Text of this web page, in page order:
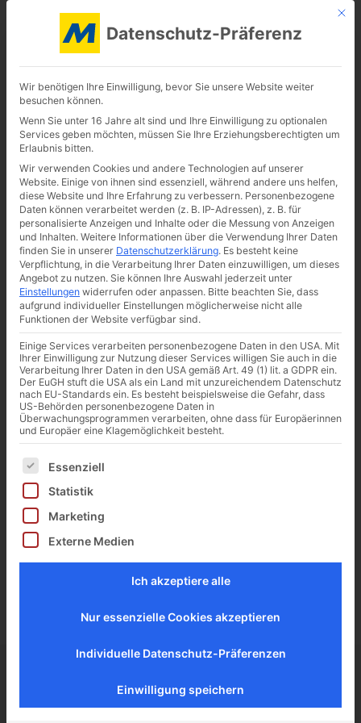
Wir sindMönig.
Ihr Logistikspezialist aus
dem Sauerland.
Heute beschäftigen wir an unseren verschiedenen
Standorten 170 Fachkräfte, die täglich für
außergewöhnliche Logistikdienstleistungen sorgen.
Ihr Engagement und ihr persönliches Spezialwissen
sind zwei wesentliche Faktoren für unseren
kontinuierlichen Erfolg.
Angebot
Höchste Zuverlässigkeit
Qualität seit 1957
>170 Mitarbeiter
Unsere Stärken –Ihr
Mit
Datenschutz-Präferenz
Wir benötigen Ihre Einwilligung, bevor Sie unsere Website weiter
besuchen können.
Wenn Sie unter 16 Jahre alt sind und Ihre Einwilligung zu optionalen
Services geben möchten, müssen Sie Ihre Erziehungsberechtigten um
Erlaubnis bitten.
Wir verwenden Cookies und andere Technologien auf unserer
Website. Einige von ihnen sind essenziell, während andere uns helfen,
diese Website und Ihre Erfahrung zu verbessern. Personenbezogene
Daten können verarbeitet werden (z. B. IP-Adressen), z. B. für
personalisierte Anzeigen und Inhalte oder die Messung von Anzeigen
und Inhalten. Weitere Informationen über die Verwendung Ihrer Daten
finden Sie in unserer Datenschutzerklärung. Es besteht keine
Verpflichtung, in die Verarbeitung Ihrer Daten einzuwilligen, um dieses
Angebot zu nutzen. Sie können Ihre Auswahl jederzeit unter
Einstellungen widerrufen oder anpassen. Bitte beachten Sie, dass
aufgrund individueller Einstellungen möglicherweise nicht alle
Funktionen der Website verfügbar sind.
Einige Services verarbeiten personenbezogene Daten in den USA. Mit
Ihrer Einwilligung zur Nutzung dieser Services willigen Sie auch in die
Verarbeitung Ihrer Daten in den USA gemäß Art. 49 (1) lit. a GDPR ein.
Der EuGH stuft die USA als ein Land mit unzureichendem Datenschutz
nach EU-Standards ein. Es besteht beispielsweise die Gefahr, dass
US-Behörden personenbezogene Daten in
Überwachungsprogrammen verarbeiten, ohne dass für Europäerinnen
und Europäer eine Klagemöglichkeit besteht.
Es folgt eine Liste der Service-Gruppen, für die eine
Essenziell
Statistik
Marketing
Externe Medien
Ich akzeptiere alle
Nur essenzielle Cookies akzeptieren
Individuelle Datenschutz-Präferenzen
Einwilligung speichern